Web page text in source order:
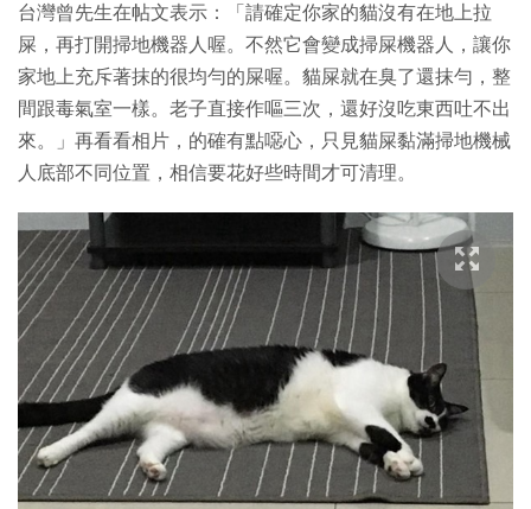
台灣曾先生在帖文表示：「請確定你家的貓沒有在地上拉
屎，再打開掃地機器人喔。不然它會變成掃屎機器人，讓你
家地上充斥著抹的很均勻的屎喔。貓屎就在臭了還抹勻，整
間跟毒氣室一樣。老子直接作嘔三次，還好沒吃東西吐不出
來。」再看看相片，的確有點噁心，只見貓屎黏滿掃地機械
人底部不同位置，相信要花好些時間才可清理。